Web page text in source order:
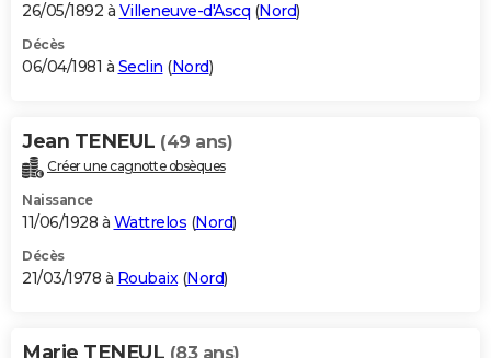
26/05/1892 à Villeneuve-d'Ascq (Nord)
Décès
06/04/1981 à Seclin (Nord)
Jean TENEUL (49 ans)
Créer une cagnotte obsèques
Naissance
11/06/1928 à Wattrelos (Nord)
Décès
21/03/1978 à Roubaix(Nord)
Marie TENEUL (83 ans)